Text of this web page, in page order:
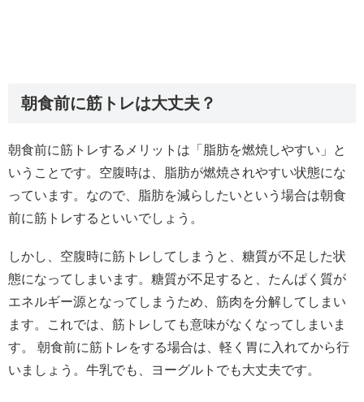
朝食前に筋トレは大丈夫？
朝食前に筋トレするメリットは「脂肪を燃焼しやすい」と
いうことです。空腹時は、脂肪が燃焼されやすい状態にな
っています。なので、脂肪を減らしたいという場合は朝食
前に筋トレするといいでしょう。
しかし、空腹時に筋トレしてしまうと、糖質が不足した状
態になってしまいます。糖質が不足すると、たんぱく質が
エネルギー源となってしまうため、筋肉を分解してしまい
ます。これでは、筋トレしても意味がなくなってしまいま
す。 朝食前に筋トレをする場合は、軽く胃に入れてから行
いましょう。牛乳でも、ヨーグルトでも大丈夫です。